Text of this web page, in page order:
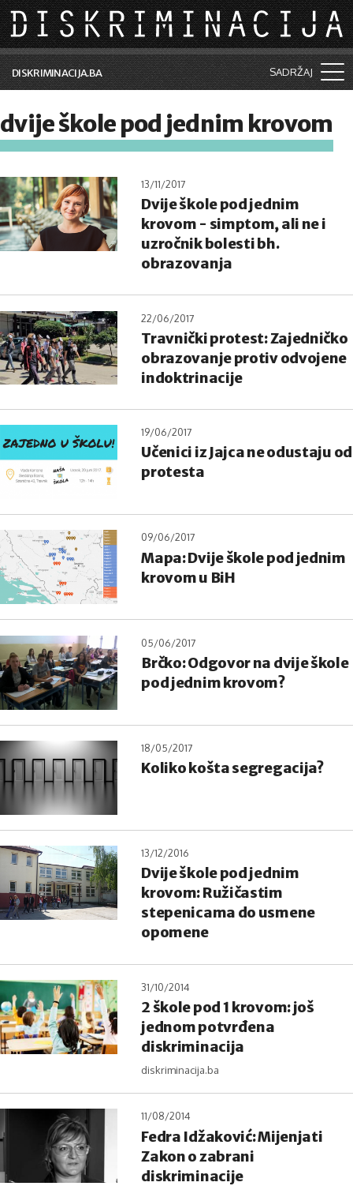
Skip to main content
DISKRIMINACIJA.BA SADRŽAJ
Vijesti i događaji
Kolumne
Lične priče
Saradnja sa medijima
dvije škole pod jednim krovom
13/11/2017
Dvije škole pod jednim
krovom - simptom, ali ne i
uzročnik bolesti bh.
obrazovanja
22/06/2017
Travnički protest: Zajedničko
obrazovanje protiv odvojene
indoktrinacije
19/06/2017
Učenici iz Jajca ne odustaju od
protesta
09/06/2017
Mapa: Dvije škole pod jednim
krovom u BiH
05/06/2017
Brčko: Odgovor na dvije škole
pod jednim krovom?
18/05/2017
Koliko košta segregacija?
13/12/2016
Dvije škole pod jednim
krovom: Ružičastim
stepenicama do usmene
opomene
31/10/2014
2 škole pod 1 krovom: još
jednom potvrđena
diskriminacija
diskriminacija.ba
11/08/2014
Fedra Idžaković: Mijenjati
Zakon o zabrani
diskriminacije